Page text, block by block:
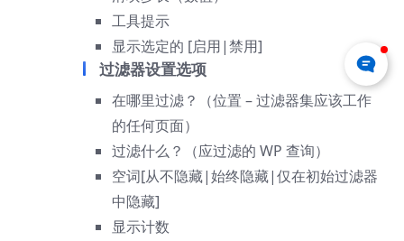
工具提示
显示选定的 [启用|禁用]
过滤器设置选项
在哪里过滤？（位置 – 过滤器集应该工作
的任何页面）
过滤什么？（应过滤的 WP 查询）
空词[从不隐藏|始终隐藏|仅在初始过滤器
中隐藏]
显示计数